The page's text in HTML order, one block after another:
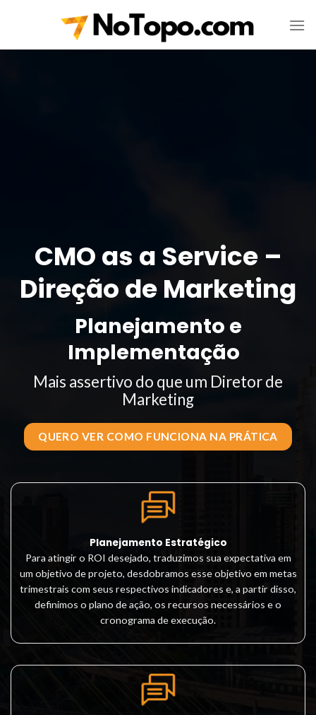
CMO as a Service –
Direção de Marketing
Planejamento e
Implementação
Mais assertivo do que um Diretor de
Marketing
QUERO VER COMO FUNCIONA NA PRÁTICA
Planejamento Estratégico
Para atingir o ROI desejado, traduzimos sua expectativa em
um objetivo de projeto, desdobramos esse objetivo em metas
trimestrais com seus respectivos indicadores e, a partir disso,
definimos o plano de ação, os recursos necessários e o
cronograma de execução.